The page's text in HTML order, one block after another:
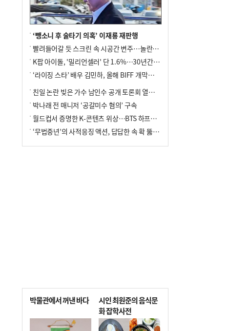
‘뺑소니 후 술타기 의혹’ 이재룡 재판행
빨려들어갈 듯 스크린 속 시공간 변주…놀란의 메시지는 ‘전쟁 속죄’
K팝 아이돌, '밀리언셀러' 단 1.6%…30년간 등장 1182개팀 전수조사
‘라이징 스타’ 배우 김민하, 올해 BIFF 개막식 사회자 확정
친일 논란 빚은 가수 남인수 공개 토론회 열린다.
박나래 전 매니저 ‘공갈미수 혐의’ 구속
월드컵서 증명한 K-콘텐츠 위상…BTS 하프타임쇼·정호연 트로피 세리머니
‘무법중년’의 사적응징 액션, 답답한 속 확 뚫어주네
박물관에서 꺼낸 바다
시인 최원준의 음식문
화 잡학사전